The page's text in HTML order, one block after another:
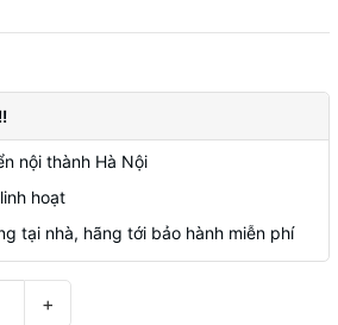
nội thành Hà Nội
hoạt
tại nhà, hãng tới bảo hành miễn phí
+